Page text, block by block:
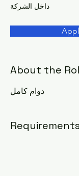
داخل الشركة
About the
دوام كامل
Requirements